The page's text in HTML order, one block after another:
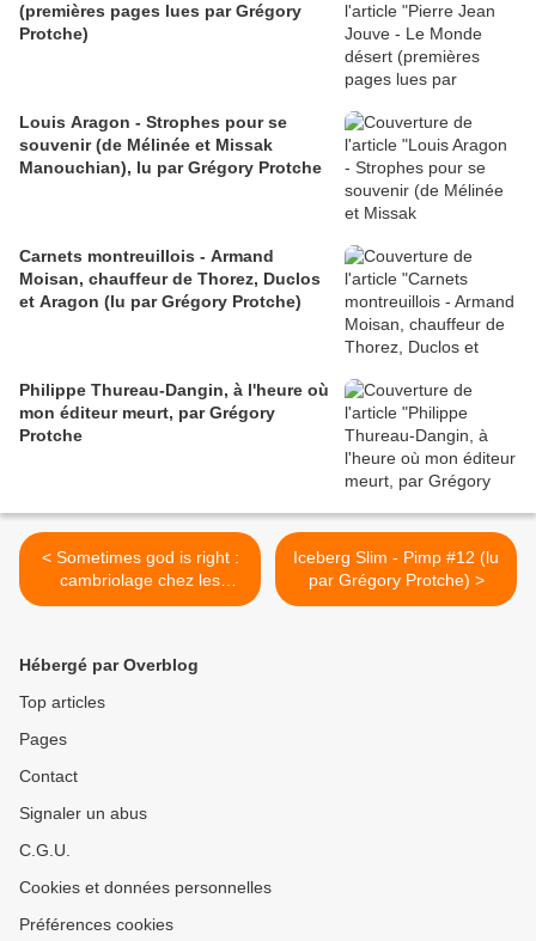
(premières pages lues par Grégory
Protche)
Louis Aragon - Strophes pour se
souvenir (de Mélinée et Missak
Manouchian), lu par Grégory Protche
Carnets montreuillois - Armand
Moisan, chauffeur de Thorez, Duclos
et Aragon (lu par Grégory Protche)
Philippe Thureau-Dangin, à l'heure où
mon éditeur meurt, par Grégory
Protche
< Sometimes god is right :
cambriolage chez les
Sassou à Brazza-Neuilly
Iceberg Slim - Pimp #12 (lu
par Grégory Protche) >
Hébergé par Overblog
Top articles
Pages
Contact
Signaler un abus
C.G.U.
Cookies et données personnelles
Préférences cookies